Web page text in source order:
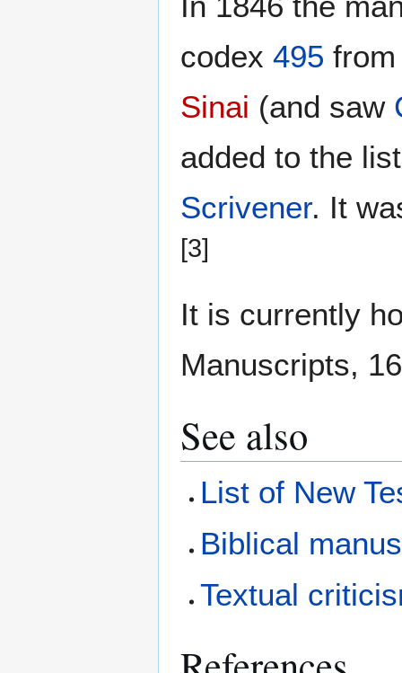
codex 495
Sinai (and saw
added to the
Scrivener. It
[3]
It is currently
Manuscripts,
See also
List of New
Biblical
Textual